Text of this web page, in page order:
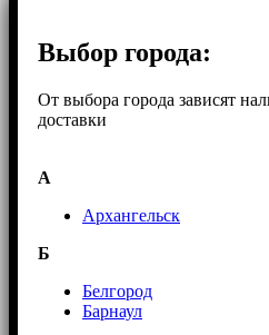
Выбор города:
От выбора города зависят
доставки
А
Архангельск
Б
Белгород
Барнаул